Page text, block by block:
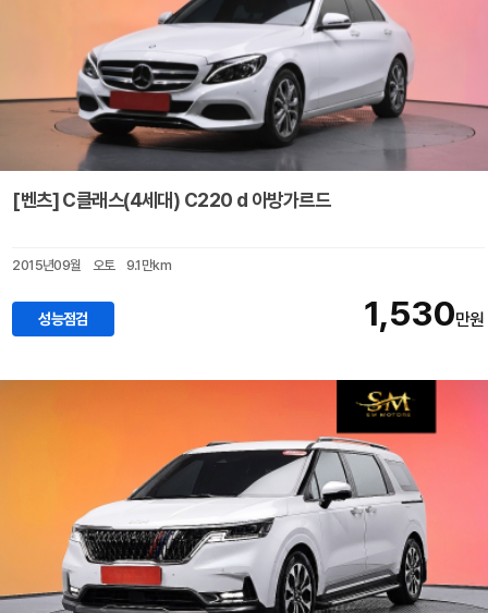
[벤츠] C클래스(4세대) C220 d 아방가르드
2015년09월 오토 9.1만km
성능점검 1,530만원